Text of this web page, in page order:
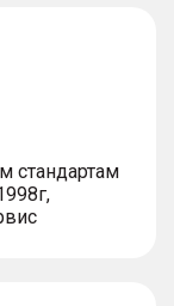
стандартам